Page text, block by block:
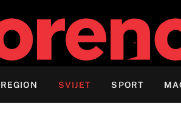
REGION SVIJET SPORT